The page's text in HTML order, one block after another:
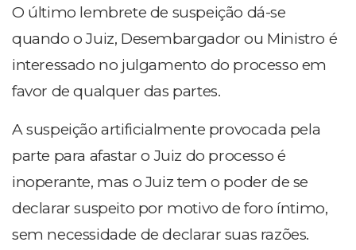
O último lembrete de suspeição dá-se
quando o Juiz, Desembargador ou Ministro é
interessado no julgamento do processo em
favor de qualquer das partes.
A suspeição artificialmente provocada pela
parte para afastar o Juiz do processo é
inoperante, mas o Juiz tem o poder de se
declarar suspeito por motivo de foro íntimo,
sem necessidade de declarar suas razões.